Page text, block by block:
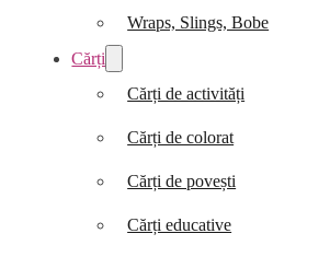
Wraps, Slings, Bobe
Cărți
Cărți de activități
Cărți de colorat
Cărți de povești
Cărți educative